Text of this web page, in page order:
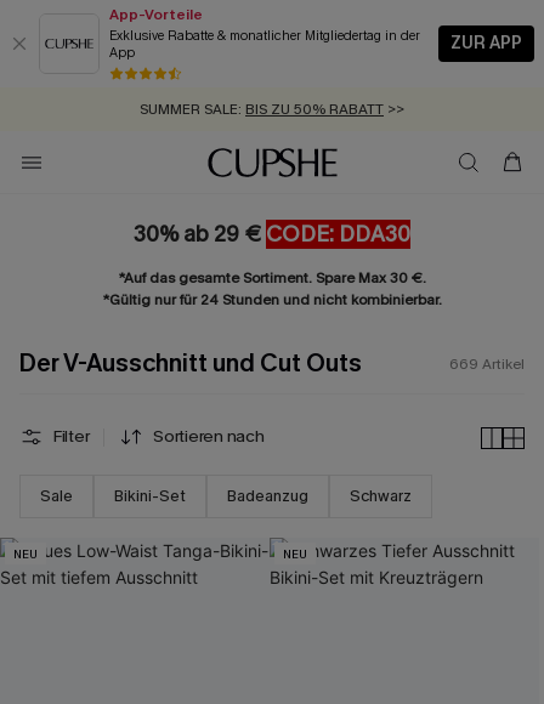
App-Vorteile
Exklusive Rabatte & monatlicher Mitgliedertag in der
App
ZUR APP
GRATIS MASSBAND MIT JEDEM SCHNELLVERSAND-ARTIKEL >>
SUMMER SALE:
ZUM NEWSLETTER:BIS ZU -20% EXTRA ERHALTEN
KOSTENLOSER VERSAND AB 89 €
30% ab 29 € CODE: DDA30
*Auf das gesamte Sortiment. Spare Max 30 €.
*Gültig nur für 24 Stunden und nicht kombinierbar.
Der V-Ausschnitt und Cut Outs 669 Artikel
Filter Sortieren nach
Sale Bikini-Set Badeanzug Schwarz
NEU NEU